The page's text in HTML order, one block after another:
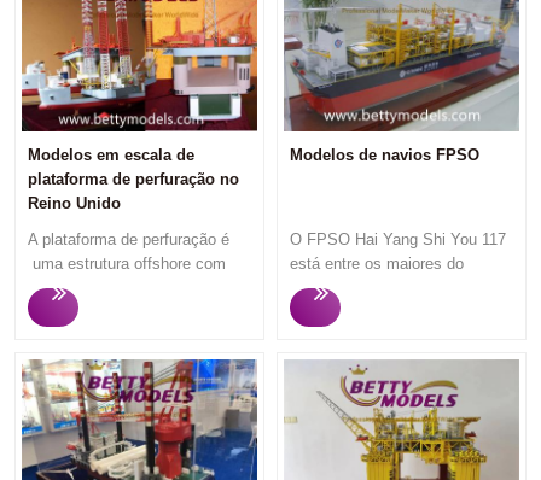
Modelos em escala de
plataforma de perfuração no
Reino Unido
A plataforma de perfuração é
uma estrutura offshore com
pernas ancoradas no fundo do
mar que suporta a perfuração
local. A Betty Models fabrica
apenas modelos
personalizados de alta
qualidade, resposta rápida,
comunicação profissional
Modelos de navios FPSO
O FPSO Hai Yang Shi You 117
está entre os maiores do
mundo e certamente o maior da
China. Tem 300 metros de
largura e 29,4 metros de
profundidade. Possui
capacidade de produção de
mais de 190 mil barris de
petróleo e capacidade de